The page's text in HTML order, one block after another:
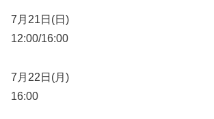
7月21日(日)
12:00/16:00
7月22日(月)
16:00